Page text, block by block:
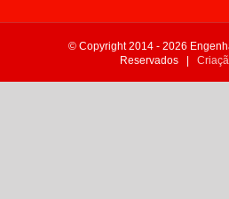
© Copyright 2014 - 2026
Reservados |